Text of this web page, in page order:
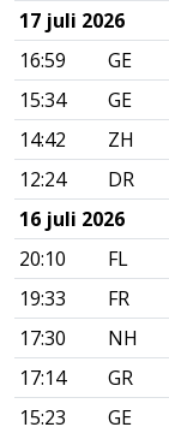
17 juli 2026
16:59
GE
15:34
GE
14:42
ZH
12:24
DR
16 juli 2026
20:10
FL
19:33
FR
17:30
NH
17:14
GR
15:23
GE